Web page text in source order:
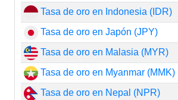
Tasa de oro en Indonesia (IDR)
Tasa de oro en Japón (JPY)
Tasa de oro en Malasia (MYR)
Tasa de oro en Myanmar (MMK)
Tasa de oro en Nepal (NPR)